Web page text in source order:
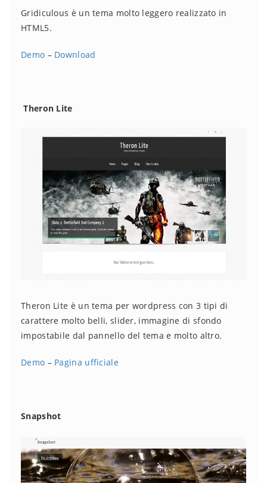
Gridiculous è un tema molto leggero realizzato in
HTML5.
Demo – Download
Theron Lite
Theron Lite è un tema per wordpress con 3 tipi di
carattere molto belli, slider, immagine di sfondo
impostabile dal pannello del tema e molto altro.
Demo – Pagina ufficiale
Snapshot